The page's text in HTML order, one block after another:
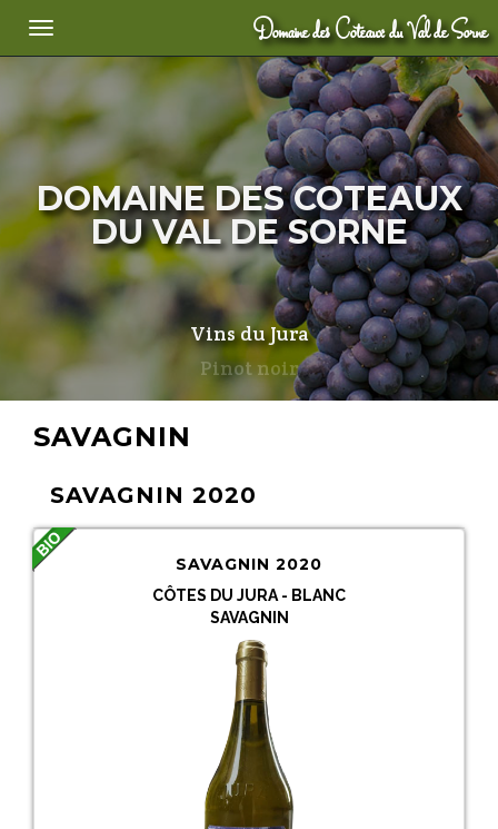
Toggle navigation Domaine des Coteaux du Val de Sorne
DOMAINE DES COTEAUX
DU VAL DE SORNE
Vins du Jura
Trousseau
SAVAGNIN
SAVAGNIN 2020
SAVAGNIN 2020
CÔTES DU JURA - BLANC
SAVAGNIN